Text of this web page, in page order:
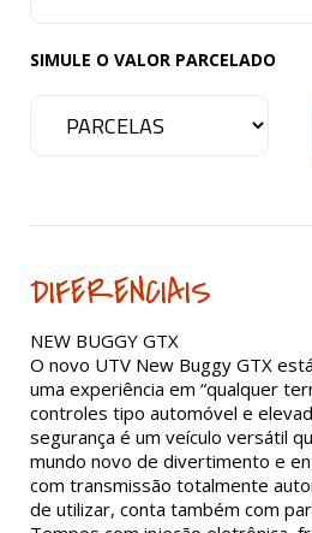
SIMULE O VALOR PARCELADO
DIFERENCIAIS
NEW BUGGY GTX
O novo UTV New Buggy GTX
uma experiência em “qualquer
controles tipo automóvel e
segurança é um veículo versátil
mundo novo de divertimento e
com transmissão totalmente
de utilizar, conta também com